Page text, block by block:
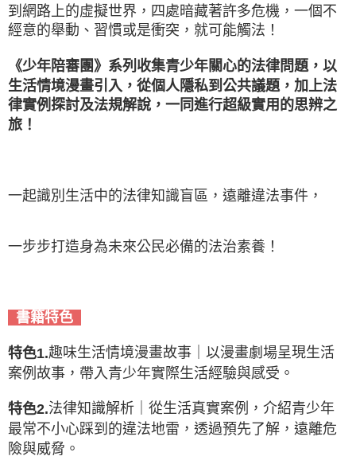
到網路上的虛擬世界，四處暗藏著許多危機，一個不
經意的舉動、習慣或是衝突，就可能觸法！
《少年陪審團》系列收集青少年關心的法律問題，以
生活情境漫畫引入，從個人隱私到公共議題，加上法
律實例探討及法規解說，一同進行超級實用的思辨之
旅！
一起識別生活中的法律知識盲區，遠離違法事件，
一步步打造身為未來公民必備的法治素養！
書籍特色
特色1.趣味生活情境漫畫故事｜以漫畫劇場呈現生活
案例故事，帶入青少年實際生活經驗與感受。
特色2.法律知識解析｜從生活真實案例，介紹青少年
最常不小心踩到的違法地雷，透過預先了解，遠離危
險與威脅。